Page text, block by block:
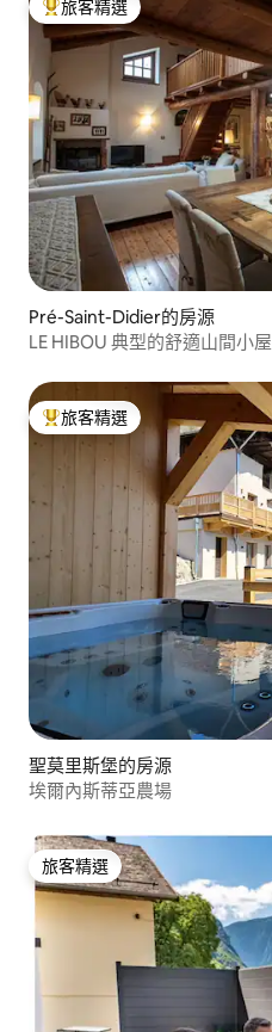
旅客精選榜首
旅客精選
Pré-Saint-Didier的房源
LE HIBOU 典型的舒適山間小屋
旅客精選榜首
旅客精選
聖莫里斯堡的房源
埃爾內斯蒂亞農場
旅客精選
旅客精選